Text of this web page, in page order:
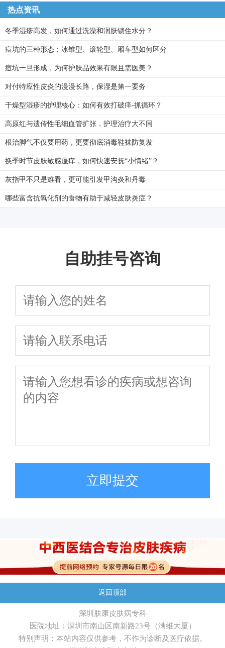
热点资讯
冬季湿疹高发，如何通过洗澡和润肤锁住水分？
痘坑的三种形态：冰锥型、滚轮型、厢车型如何区分
痘坑一旦形成，为何护肤品效果有限且需医美？
对付特应性皮炎的漫漫长路，保湿是第一要务
干燥型湿疹的护理核心：如何有效打破痒-抓循环？
高原红与遗传性毛细血管扩张，护理治疗大不同
根治脚气不仅要用药，更要彻底消毒鞋袜防复发
换季时节皮肤敏感瘙痒，如何快速安抚“小情绪”？
灰指甲不只是难看，更可能引发甲沟炎和丹毒
哪些富含抗氧化剂的食物有助于减轻皮肤炎症？
自助挂号咨询
立即提交
返回顶部
深圳肤康皮肤病专科
医院地址：深圳市南山区南新路23号（满维大厦）
特别声明：本站内容仅供参考，不作为诊断及医疗依据。